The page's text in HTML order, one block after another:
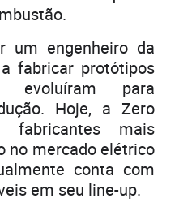
um engenheiro da
fabricar protótipos
para
Hoje, a Zero
mais
no mercado elétrico
conta com
em seu line-up.